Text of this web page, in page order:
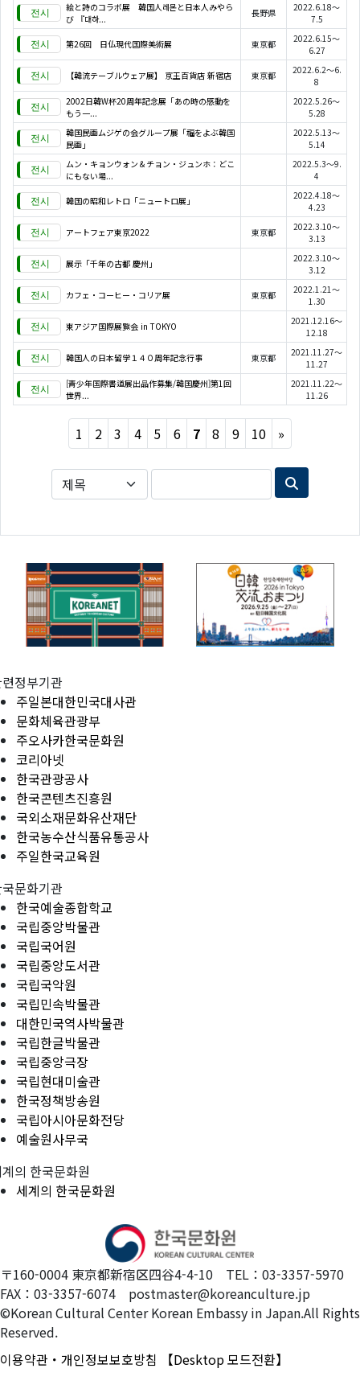
絵と詩のコラボ展 韓国人레몬と日本人みやら
び 『대하...
長野県
2022.6.18～
7.5
第26回 日仏現代国際美術展 東京都
2022.6.15～
6.27
【韓流テーブルウェア展】 京王百貨店 新宿店 東京都
2022.6.2～6.
8
2002日韓W杯20周年記念展「あの時の感動を
もう一...
2022.5.26～
5.28
韓国民画ムジゲの会グループ展「福をよぶ韓国
民画」
2022.5.13～
5.14
ムン・キョンウォン＆チョン・ジュンホ：どこ
にもない場...
2022.5.3～9.
4
韓国の昭和レトロ「ニュートロ展」
2022.4.18～
4.23
アートフェア東京2022 東京都
2022.3.10～
3.13
展示「千年の古都 慶州」
2022.3.10～
3.12
カフェ・コーヒー・コリア展 東京都
2022.1.21～
1.30
東アジア国際展覧会 in TOKYO
2021.12.16～
12.18
韓国人の日本留学１４０周年記念行事 東京都
2021.11.27～
11.27
[青少年国際書道展出品作募集/韓国慶州]第1回
世界...
2021.11.22～
11.26
1 2 3 4 5 6 7 8 9 10 »
정부기관
주일본대한민국대사관
문화체육관광부
주오사카한국문화원
코리아넷
한국관광공사
한국콘텐츠진흥원
국외소재문화유산재단
한국농수산식품유통공사
주일한국교육원
문화기관
한국예술종합학교
국립중앙박물관
국립국어원
국립중앙도서관
국립국악원
국립민속박물관
대한민국역사박물관
국립한글박물관
국립중앙극장
국립현대미술관
한국정책방송원
국립아시아문화전당
예술원사무국
의 한국문화원
세계의 한국문화원
〒160-0004 東京都新宿区四谷4-4-10 TEL：03-3357-5970
FAX：03-3357-6074 postmaster@koreanculture.jp
©Korean Cultural Center Korean Embassy in Japan.All Rights
Reserved.
이용약관・개인정보보호방침
【Desktop 모드전환】